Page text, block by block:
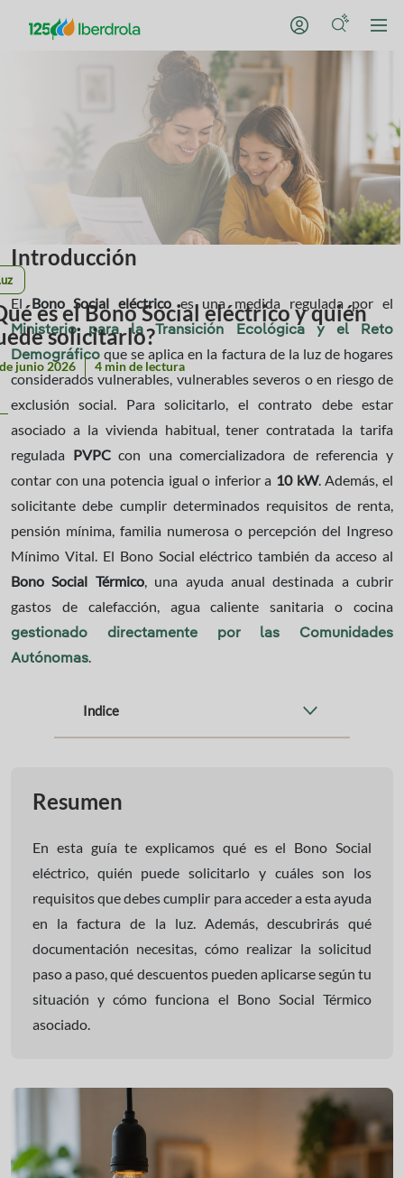
es el Bono Social eléctrico y quién
solicitarlo?
junio 2026 4 min de lectura
Introducción
ElBono Social eléctrico es una medida regulada por el
Ministerio para la Transición Ecológica y el Reto
Demográfico que se aplica en la factura de la luz de hogares
considerados vulnerables, vulnerables severos o en riesgo de
exclusión social. Para solicitarlo, el contrato debe estar
asociado a la vivienda habitual, tener contratada la tarifa
regulada PVPCcon una comercializadora de referencia y
contar con una potencia igual o inferior a 10 kW. Además, el
solicitante debe cumplir determinados requisitos de renta,
pensión mínima, familia numerosa o percepción del Ingreso
Mínimo Vital. El Bono Social eléctrico también da acceso al
Bono Social Térmico, una ayuda anual destinada a cubrir
gastos de calefacción, agua caliente sanitaria o cocina
gestionado directamente por las Comunidades
Autónomas.
Indice
Resumen
En esta guía te explicamos qué es el Bono Social
eléctrico, quién puede solicitarlo y cuáles son los
requisitos que debes cumplir para acceder a esta ayuda
en la factura de la luz. Además, descubrirás qué
documentación necesitas, cómo realizar la solicitud
paso a paso, qué descuentos pueden aplicarse según tu
situación y cómo funciona el Bono Social Térmico
asociado.